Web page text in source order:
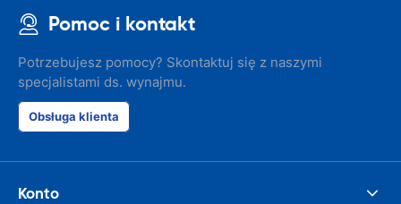
Pomoc i kontakt
Potrzebujesz pomocy? Skontaktuj się z naszymi
specjalistami ds. wynajmu.
Obsługa klienta
Konto